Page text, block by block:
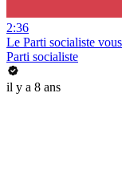
2:36
Le Parti socialiste
Parti socialiste
il y a 8 ans